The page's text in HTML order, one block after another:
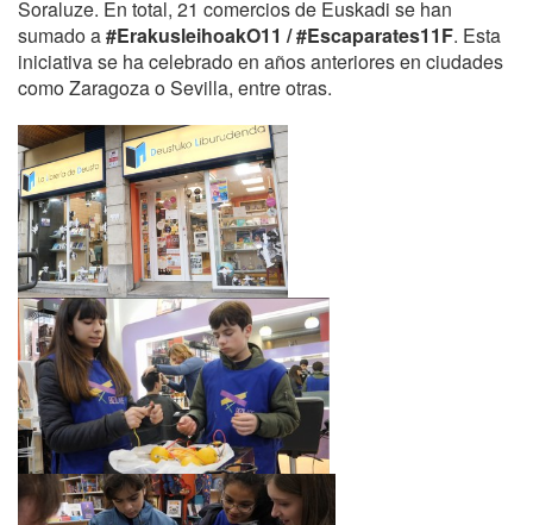
Soraluze. En total, 21 comercios de Euskadi se han
sumado a#ErakusleihoakO11 / #Escaparates11F. Esta
iniciativa se ha celebrado en años anteriores en ciudades
como Zaragoza o Sevilla, entre otras.